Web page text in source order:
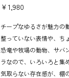
価
格
￥1,980
チープなゆるさが魅力の
整っていない表情や、ち
恐竜や牧場の動物、サバ
ラなので、いろいろと集
気取らない存在感が、棚